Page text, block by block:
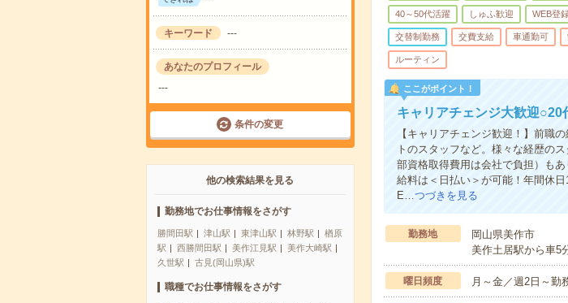
キーワード ---
あなたのプロフィール
---
条件の変更
他の検索結果を見る
勤務地でお仕事情報をさがす
勝間田駅 津山駅 東津山駅 林野駅
楢原
駅
西勝間田駅 美作江見駅
美作大崎駅
久世駅
古見(岡山県)駅
職種でお仕事情報をさがす
40～50代活躍 しゅふ歓迎 WEB登
交替制勤務 交費支給 車通勤可
ルーティン
ここがポイント！
キャリアチェンジ大歓迎
【キャリアチェンジ歓迎！】前職
トのスタッフなど。様々な経歴の
部資格取得費用は会社で負担）も
給料は＜日払い＞が可能！年間休
E…つづきを見る
勤務地
岡山県美作市
美作土居駅から車5
曜日頻度 月～金／週2日～勤